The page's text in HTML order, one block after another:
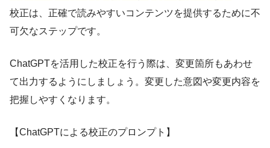
校正は、正確で読みやすいコンテンツを提供するために不
可欠なステップです。
ChatGPTを活用した校正を行う際は、変更箇所もあわせ
て出力するようにしましょう。変更した意図や変更内容を
把握しやすくなります。
【ChatGPTによる校正のプロンプト】